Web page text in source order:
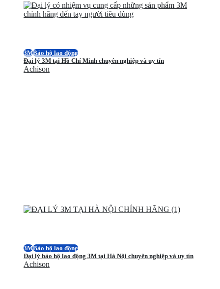
3MBảo hộ lao động
Đại lý 3M tại Hồ Chí Minh chuyên nghiệp và uy tín
Achison
3MBảo hộ lao động
Đại lý bảo hộ lao động 3M tại Hà Nội chuyên nghiệp và uy tín
Achison